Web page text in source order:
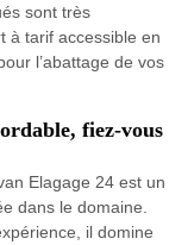
sont très
à tarif accessible en
l’abattage de vos
fiez-vous
Elagage 24 est un
dans le domaine.
il domine